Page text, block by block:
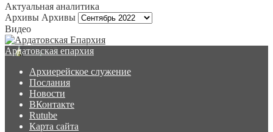
Актуальная аналитика
Архивы Архивы
Видео
Ардатовская епархия
Архиерейское служение
Послания
Новости
ВКонтакте
Rutube
Карта сайта